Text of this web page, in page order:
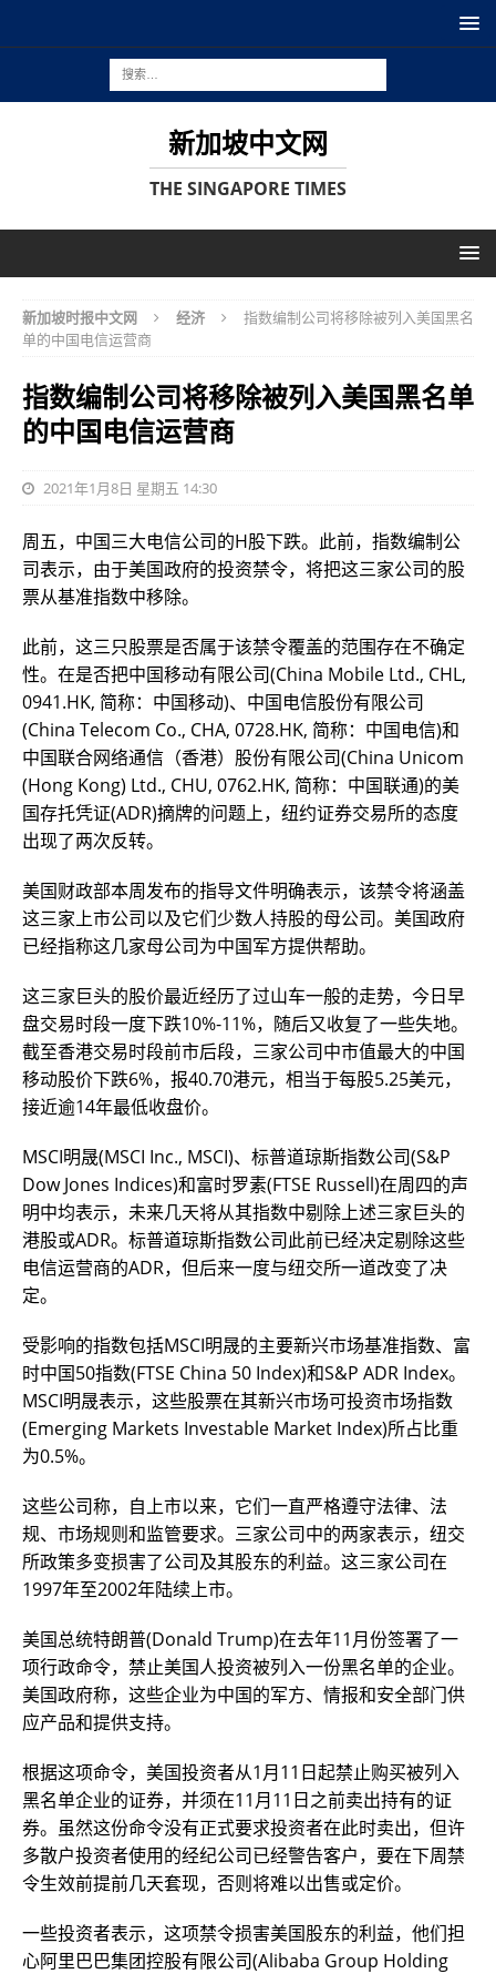
新加坡中文网
THE SINGAPORE TIMES
新加坡时报中文网 经济
指数编制公司将移除被列入美国黑名
单的中国电信运营商
指数编制公司将移除被列入美国黑名单
的中国电信运营商
2021年1月8日 星期五 14:30
周五，中国三大电信公司的H股下跌。此前，指数编制公
司表示，由于美国政府的投资禁令，将把这三家公司的股
票从基准指数中移除。
此前，这三只股票是否属于该禁令覆盖的范围存在不确定
性。在是否把中国移动有限公司(China Mobile Ltd., CHL,
0941.HK, 简称：中国移动)、中国电信股份有限公司
(China Telecom Co., CHA, 0728.HK, 简称：中国电信)和
中国联合网络通信（香港）股份有限公司(China Unicom
(Hong Kong) Ltd., CHU, 0762.HK, 简称：中国联通)的美
国存托凭证(ADR)摘牌的问题上，纽约证券交易所的态度
出现了两次反转。
美国财政部本周发布的指导文件明确表示，该禁令将涵盖
这三家上市公司以及它们少数人持股的母公司。美国政府
已经指称这几家母公司为中国军方提供帮助。
这三家巨头的股价最近经历了过山车一般的走势，今日早
盘交易时段一度下跌10%-11%，随后又收复了一些失地。
截至香港交易时段前市后段，三家公司中市值最大的中国
移动股价下跌6%，报40.70港元，相当于每股5.25美元，
接近逾14年最低收盘价。
MSCI明晟(MSCI Inc., MSCI)、标普道琼斯指数公司(S&P
Dow Jones Indices)和富时罗素(FTSE Russell)在周四的声
明中均表示，未来几天将从其指数中剔除上述三家巨头的
港股或ADR。标普道琼斯指数公司此前已经决定剔除这些
电信运营商的ADR，但后来一度与纽交所一道改变了决
定。
受影响的指数包括MSCI明晟的主要新兴市场基准指数、富
时中国50指数(FTSE China 50 Index)和S&P ADR Index。
MSCI明晟表示，这些股票在其新兴市场可投资市场指数
(Emerging Markets Investable Market Index)所占比重
为0.5%。
这些公司称，自上市以来，它们一直严格遵守法律、法
规、市场规则和监管要求。三家公司中的两家表示，纽交
所政策多变损害了公司及其股东的利益。这三家公司在
1997年至2002年陆续上市。
美国总统特朗普(Donald Trump)在去年11月份签署了一
项行政命令，禁止美国人投资被列入一份黑名单的企业。
美国政府称，这些企业为中国的军方、情报和安全部门供
应产品和提供支持。
根据这项命令，美国投资者从1月11日起禁止购买被列入
黑名单企业的证券，并须在11月11日之前卖出持有的证
券。虽然这份命令没有正式要求投资者在此时卖出，但许
多散户投资者使用的经纪公司已经警告客户，要在下周禁
令生效前提前几天套现，否则将难以出售或定价。
一些投资者表示，这项禁令损害美国股东的利益，他们担
心阿里巴巴集团控股有限公司(Alibaba Group Holding